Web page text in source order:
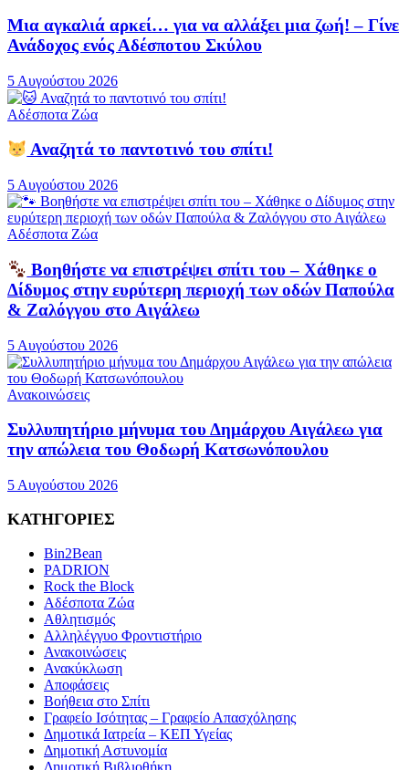
Μια αγκαλιά αρκεί… για να αλλάξει μια ζωή! – Γίνε
Ανάδοχος ενός Αδέσποτου Σκύλου
5 Αυγούστου 2026
Αδέσποτα Ζώα
Αναζητά το παντοτινό του σπίτι!
5 Αυγούστου 2026
Αδέσποτα Ζώα
Βοηθήστε να επιστρέψει σπίτι του – Χάθηκε ο
Δίδυμος στην ευρύτερη περιοχή των οδών Παπούλα
& Ζαλόγγου στο Αιγάλεω
5 Αυγούστου 2026
Ανακοινώσεις
Συλλυπητήριο μήνυμα του Δημάρχου Αιγάλεω για
την απώλεια του Θοδωρή Κατσωνόπουλου
5 Αυγούστου 2026
ΚΑΤΗΓΟΡΙΕΣ
Bin2Bean
PADRION
Rock the Block
Αδέσποτα Ζώα
Αθλητισμός
Αλληλέγγυο Φροντιστήριο
Ανακοινώσεις
Ανακύκλωση
Αποφάσεις
Βοήθεια στο Σπίτι
Γραφείο Ισότητας – Γραφείο Απασχόλησης
Δημοτικά Ιατρεία – ΚΕΠ Υγείας
Δημοτική Αστυνομία
Δημοτική Βιβλιοθήκη